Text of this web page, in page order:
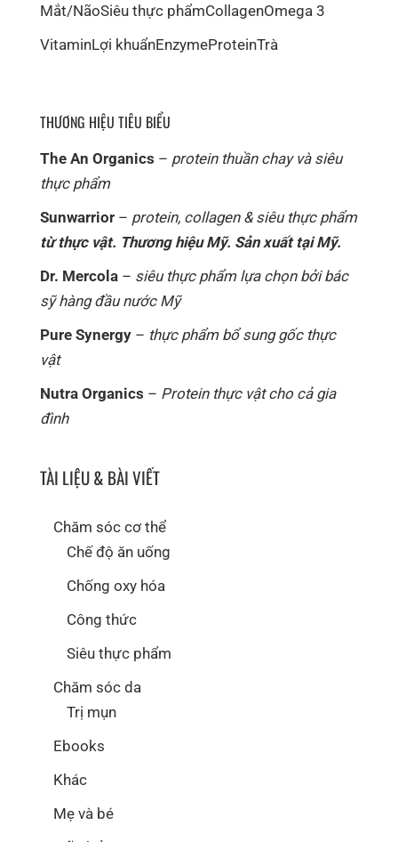
Mắt/NãoSiêu thực phẩmCollagenOmega 3
VitaminLợi khuẩnEnzymeProteinTrà
THƯƠNG HIỆU TIÊU BIỂU
The An Organics – protein thuần chay và siêu
thực phẩm
Sunwarrior – protein, collagen & siêu thực phẩm
từ thực vật. Thương hiệu Mỹ. Sản xuất tại Mỹ.
Dr. Mercola – siêu thực phẩm lựa chọn bởi bác
sỹ hàng đầu nước Mỹ
Pure Synergy – thực phẩm bổ sung gốc thực
vật
Nutra Organics – Protein thực vật cho cả gia
đình
TÀI LIỆU & BÀI VIẾT
Chăm sóc cơ thể
Chế độ ăn uống
Chống oxy hóa
Công thức
Siêu thực phẩm
Chăm sóc da
Trị mụn
Ebooks
Khác
Mẹ và bé